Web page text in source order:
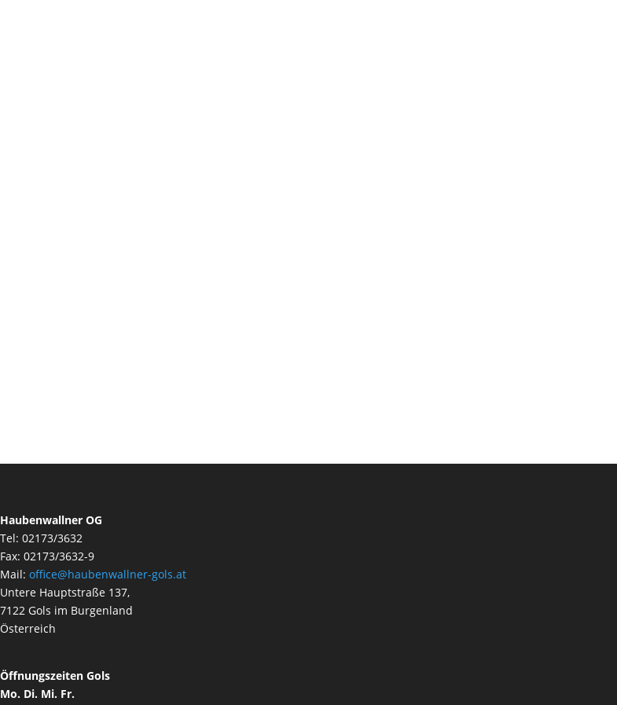
Haubenwallner OG
Tel: 02173/3632
Fax: 02173/3632-9
Mail: office@haubenwallner-gols.at
Untere Hauptstraße 137,
7122 Gols im Burgenland
Österreich
Öffnungszeiten Gols
Mo. Di. Mi. Fr.